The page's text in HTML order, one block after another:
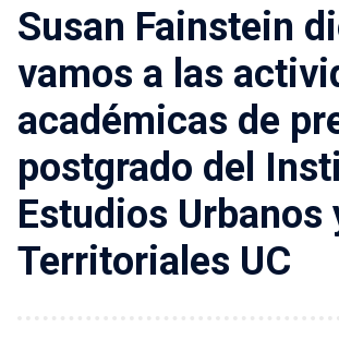
FACULTAD DE ARQUITECTURA, DISEÑO Y
Susan Fainstein
vamos a las
académicas de
postgrado del
Estudios Urbanos
Territoriales UC